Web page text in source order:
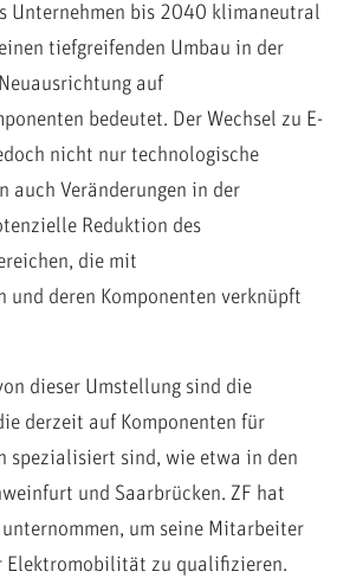
Unternehmen bis 2040 klimaneutral
tiefgreifenden Umbau in der
auf
bedeutet. Der Wechsel zu E-
nicht nur technologische
auch Veränderungen in der
Reduktion des
die mit
und deren Komponenten verknüpft
dieser Umstellung sind die
derzeit auf Komponenten für
spezialisiert sind, wie etwa in den
und Saarbrücken. ZF hat
um seine Mitarbeiter
Elektromobilität zu qualifizieren.